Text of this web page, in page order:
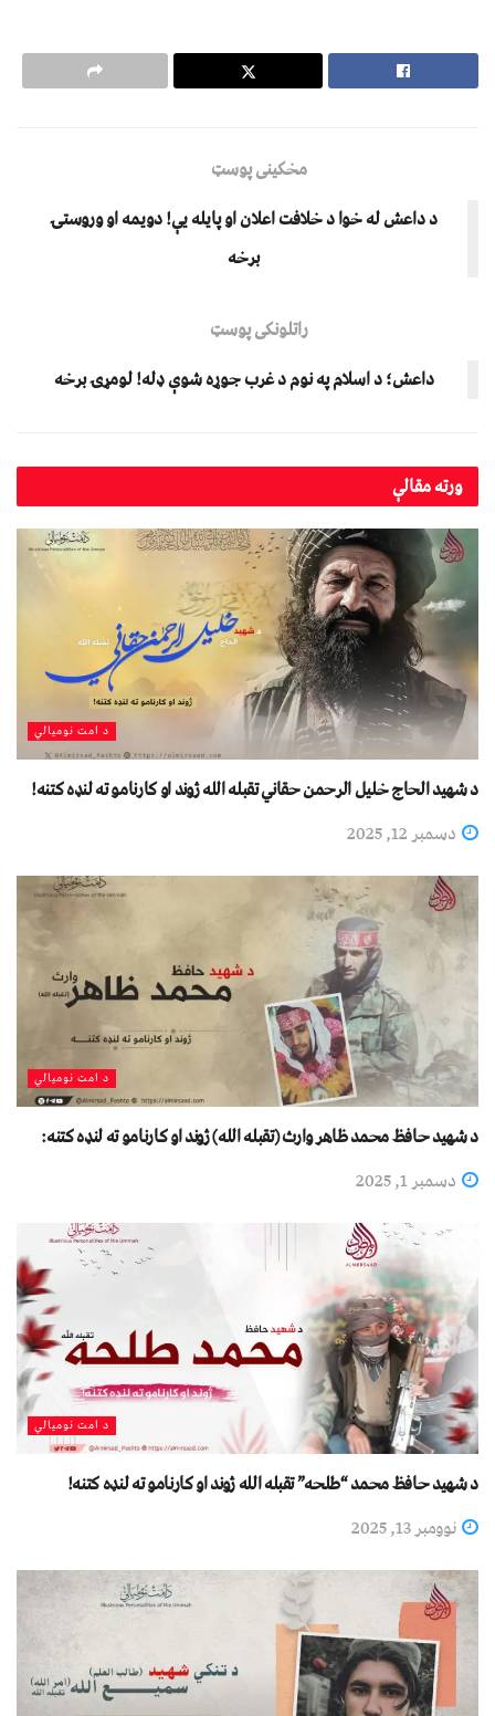
مخکینی پوسټ
د داعش له خوا د خلافت اعلان او پایله یې! دویمه او وروستۍ
برخه
راتلونکی پوسټ
داعش؛ د اسلام په نوم د غرب جوړه شوې ډله! لومړۍ برخه
ورتهمقالې
د امت نومیالي
د شهید الحاج خلیل الرحمن حقاني تقبله الله ژوند او کارنامو ته لنډه کتنه!
دسمبر 12, 2025
د امت نومیالي
د شهيد حافظ محمد ظاهر وارث (تقبله الله) ژوند او کارنامو ته لنډه کتنه:
دسمبر 1, 2025
د امت نومیالي
د شهید حافظ محمد “طلحه” تقبله الله ژوند او کارنامو ته لنډه کتنه!
نوومبر 13, 2025